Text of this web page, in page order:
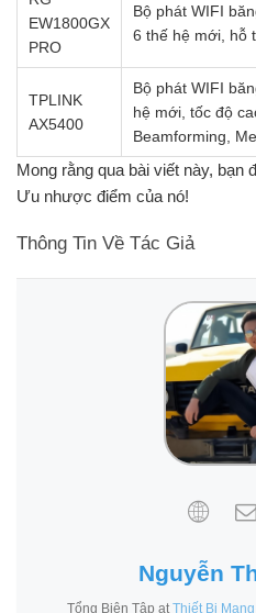
EW1800GX
PRO
Bộ phát WIFI
6 thế hệ mới, hỗ
TPLINK
AX5400
Bộ phát WIFI
hệ mới, tốc độ
Beamforming,
Mong rằng qua bài viết này, bạn
Ưu nhược điểm của nó!
Thông Tin Về Tác Giả
Nguyễn
Tổng Biên Tập at Thiết Bị